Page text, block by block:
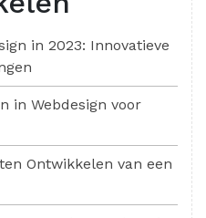
in 2023: Innovatieve
in Webdesign voor
Ontwikkelen van een